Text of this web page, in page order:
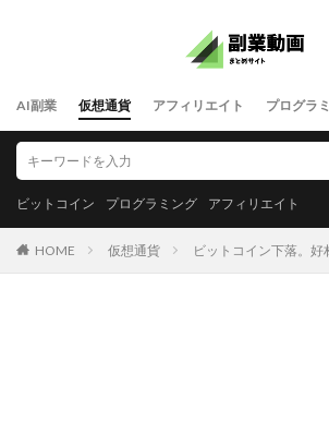
AI副業 仮想通貨 アフィリエイト プログラ
ビットコイン プログラミング アフィリエイト
HOME 仮想通貨 ビットコイン下落。